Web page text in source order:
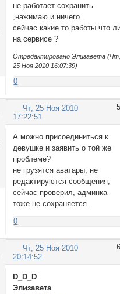
не работает сохранить
,нажимаю и ничего ..
сейчас какие то работы что
на сервисе ?
Отредактировано Элизавета
25 Ноя 2010 16:07:39)
0
5
Чт, 25 Ноя 2010
17:22:51
А можно присоединиться к
девушке и заявить о той же
проблеме?
не грузятся аватары, не
редактируются сообщения,
сейчас проверил, админка
тоже не сохраняется.
0
6
Чт, 25 Ноя 2010
20:14:52
D_D_D
Элизавета